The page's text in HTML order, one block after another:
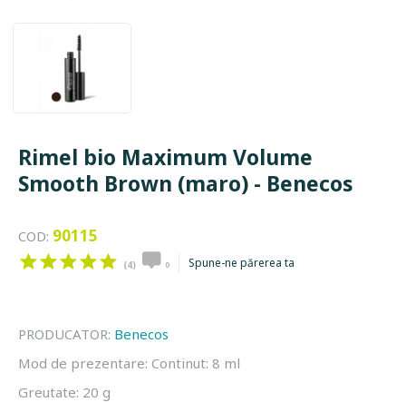
Rimel bio Maximum Volume
Smooth Brown (maro) - Benecos
COD: 90115
(4) 0 Spune-ne părerea ta
PRODUCATOR: Benecos
Mod de prezentare: Continut: 8 ml
Greutate: 20 g